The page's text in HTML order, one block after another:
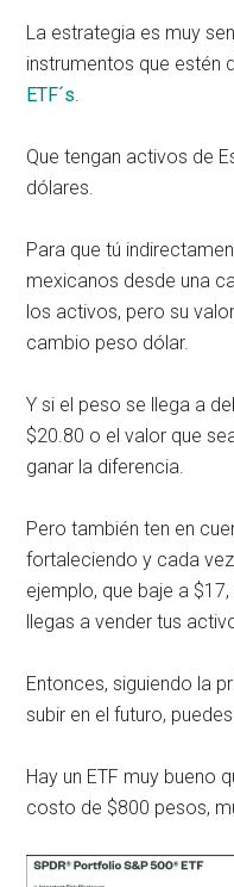
La estrategia es muy
instrumentos que estén
ETF´s.
Que tengan activos de
dólares.
Para que tú
mexicanos desde una
los activos, pero su
cambio peso dólar.
Y si el peso se llega a
$20.80 o el valor que
ganar la diferencia.
Pero también ten en
fortaleciendo y cada
ejemplo, que baje a
llegas a vender tus
Entonces, siguiendo la
subir en el futuro,
Hay un ETF muy bueno
costo de $800 pesos,